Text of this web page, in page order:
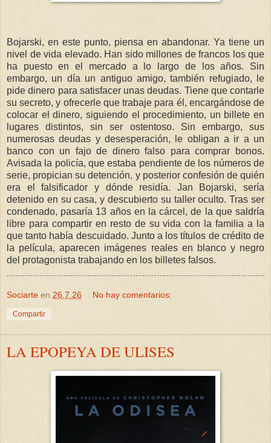
Bojarski, en este punto, piensa en abandonar. Ya tiene un
nivel de vida elevado. Han sido millones de francos los que
ha puesto en el mercado a lo largo de los años. Sin
embargo, un día un antiguo amigo, también refugiado, le
pide dinero para satisfacer unas deudas. Tiene que contarle
su secreto, y ofrecerle que trabaje para él, encargándose de
colocar el dinero, siguiendo el procedimiento, un billete en
lugares distintos, sin ser ostentoso. Sin embargo, sus
numerosas deudas y desesperación, le obligan a ir a un
banco con un fajo de dinero falso para comprar bonos.
Avisada la policía, que estaba pendiente de los números de
serie, propician su detención, y posterior confesión de quién
era el falsificador y dónde residía. Jan Bojarski, sería
detenido en su casa, y descubierto su taller oculto. Tras ser
condenado, pasaría 13 años en la cárcel, de la que saldría
libre para compartir en resto de su vida con la familia a la
que tanto había descuidado. Junto a los títulos de crédito de
la película, aparecen imágenes reales en blanco y negro
del protagonista trabajando en los billetes falsos.
Sociarte en 26.7.26 No hay comentarios:
Compartir
LA EPOPEYA DE ULISES